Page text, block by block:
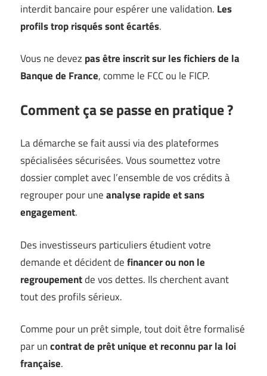
interdit bancaire pour espérer une validation. Les
profils trop risqués sont écartés.
Vous ne devez pas être inscrit sur les fichiers de la
Banque de France, comme le FCC ou le FICP.
Comment ça se passe en pratique ?
La démarche se fait aussi via des plateformes
spécialisées sécurisées. Vous soumettez votre
dossier complet avec l’ensemble de vos crédits à
regrouper pour uneanalyse rapide et sans
engagement.
Des investisseurs particuliers étudient votre
demande et décident definancer ou non le
regroupementde vos dettes. Ils cherchent avant
tout des profils sérieux.
Comme pour un prêt simple, tout doit être formalisé
par uncontrat de prêt unique et reconnu par la loi
française.